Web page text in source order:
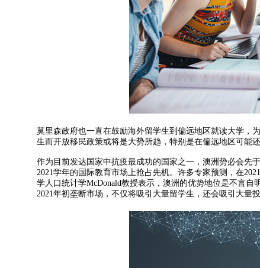
莫里森政府也一直在鼓励海外留学生到偏远地区就读大学，
生而开放移民政策或将是大势所趋，特别是在偏远地区可能
作为目前发达国家中抗疫最成功的国家之一，澳洲势必会先
2021学年的国际教育市场上抢占先机。许多专家预测，在
学人口统计学McDonald教授表示，澳洲的优势地位是不言
2021年初垄断市场，不仅将吸引大量留学生，还会吸引大量